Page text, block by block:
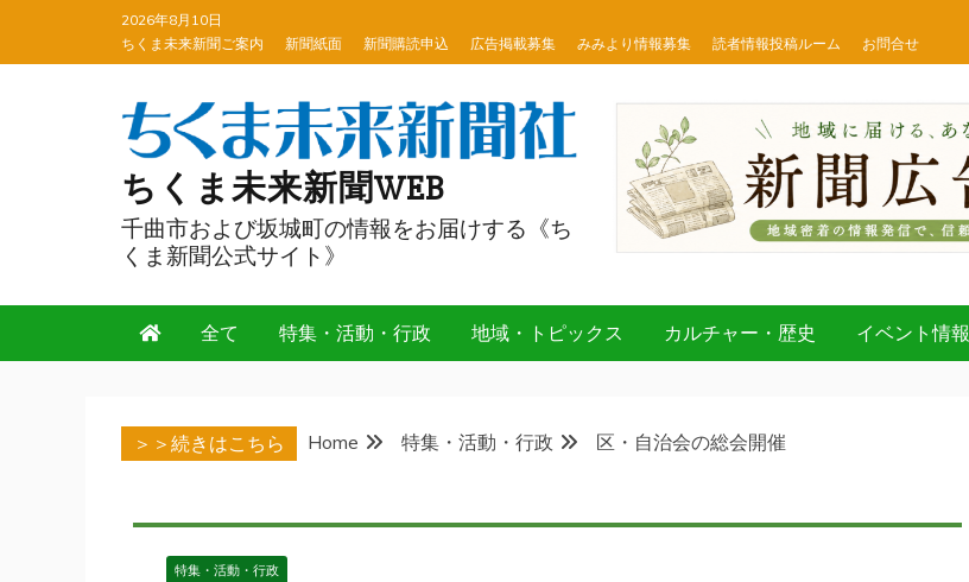
2026年8月10日
ちくま未来新聞ご案内
新聞紙面 新聞購読申込 広告掲載募集 みみより情報募集 読者情報投稿ルーム お問合せ
ちくま未来新聞WEB
千曲市および坂城町の情報をお届けする《ち
くま新聞公式サイト》
全て 特集・活動・行政 地域・トピックス カルチャー・歴史 イベント情報
＞＞続きはこちら Home 特集・活動・行政 区・自治会の総会開催
特集・活動・行政